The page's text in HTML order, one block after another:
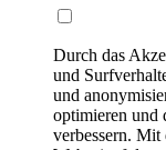
Durch das
und
und
optimieren und
verbessern.